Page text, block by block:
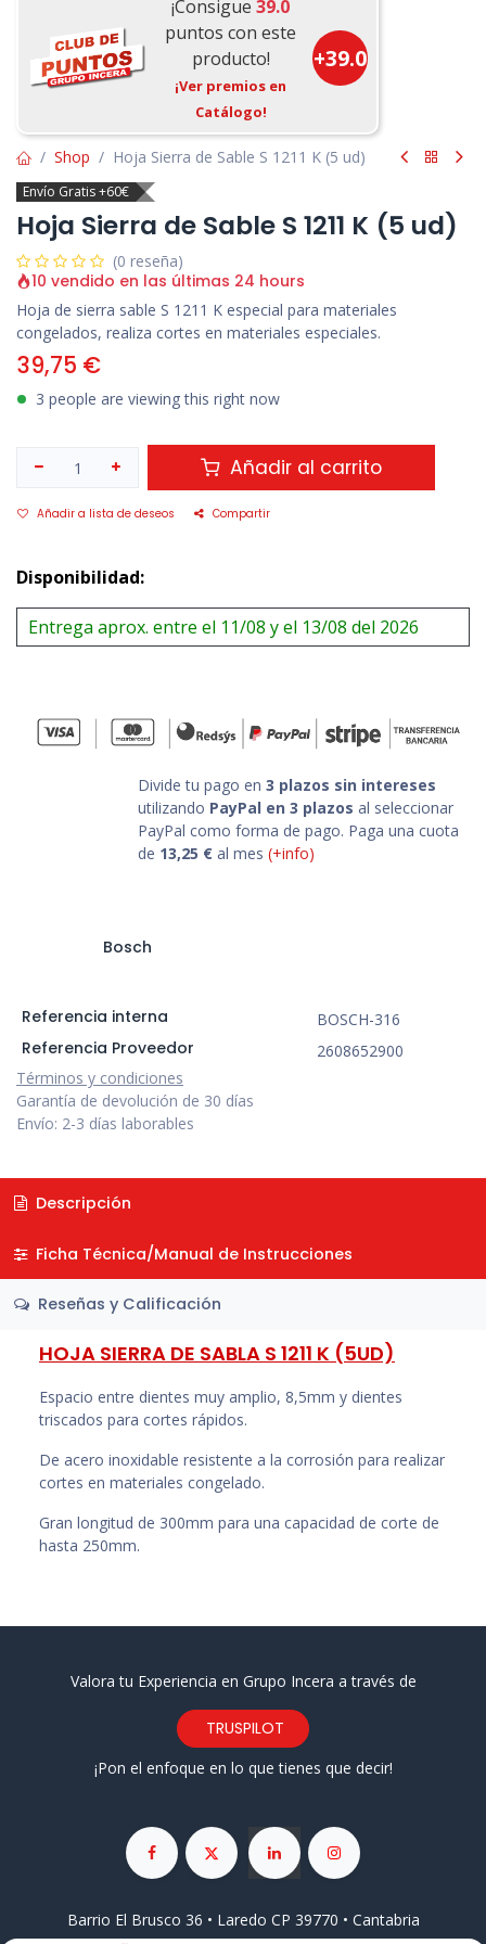
¡Consigue39.0
puntos con este
producto!
¡Ver premios en
Catálogo!
+39.0
Shop Hoja Sierra de Sable S 1211 K (5 ud)
Envío Gratis +60€
Hoja Sierra de Sable S 1211 K (5 ud)
(0 reseña)
10 vendido en las últimas 24 hours
Hoja de sierra sable S 1211 K especial para materiales
congelados, realiza cortes en materiales especiales.
39,75 €
3 people are viewing this right now
Añadir al carrito
Añadir a lista de deseos Compartir
Disponibilidad:
Entrega aprox. entre el 11/08 y el 13/08 del 2026
Divide tu pago en 3 plazos sin intereses
utilizando PayPal en 3 plazos al seleccionar
PayPal como forma de pago. Paga una cuota
de 13,25 € al mes (+info)
Bosch
Referencia interna BOSCH-316
Referencia Proveedor
2608652900
Términos y condiciones
Garantía de devolución de 30 días
Envío: 2-3 días laborables
Descripción
Ficha Técnica/Manual de Instrucciones
Reseñas y Calificación
HOJA SIERRA DE SABLA S 1211 K (5UD)
Espacio entre dientes muy amplio, 8,5mm y dientes
triscados para cortes rápidos.
De acero inoxidable resistente a la corrosión para realizar
cortes en materiales congelado.
Gran longitud de 300mm para una capacidad de corte de
hasta 250mm.
Valora tu Experiencia en Grupo Incera a través de
TRUSPILOT
¡Pon el enfoque en lo que tienes que decir!
Barrio El Brusco 36 • Laredo CP 39770 • Cantabria